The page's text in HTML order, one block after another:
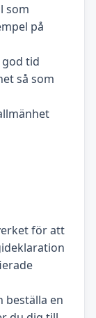
som
på
tid
så som
för att
beställa en